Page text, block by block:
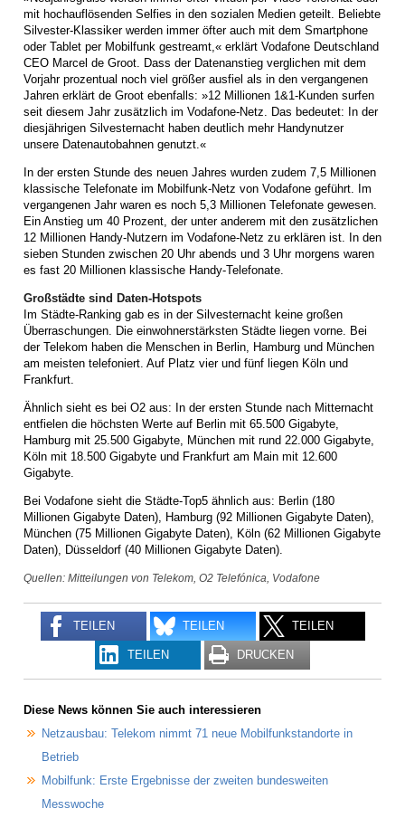
mit hochauflösenden Selfies in den sozialen Medien geteilt. Beliebte
Silvester-Klassiker werden immer öfter auch mit dem Smartphone
oder Tablet per Mobilfunk gestreamt,« erklärt Vodafone Deutschland
CEO Marcel de Groot. Dass der Datenanstieg verglichen mit dem
Vorjahr prozentual noch viel größer ausfiel als in den vergangenen
Jahren erklärt de Groot ebenfalls: »12 Millionen 1&1-Kunden surfen
seit diesem Jahr zusätzlich im Vodafone-Netz. Das bedeutet: In der
diesjährigen Silvesternacht haben deutlich mehr Handynutzer
unsere Datenautobahnen genutzt.«
In der ersten Stunde des neuen Jahres wurden zudem 7,5 Millionen
klassische Telefonate im Mobilfunk-Netz von Vodafone geführt. Im
vergangenen Jahr waren es noch 5,3 Millionen Telefonate gewesen.
Ein Anstieg um 40 Prozent, der unter anderem mit den zusätzlichen
12 Millionen Handy-Nutzern im Vodafone-Netz zu erklären ist. In den
sieben Stunden zwischen 20 Uhr abends und 3 Uhr morgens waren
es fast 20 Millionen klassische Handy-Telefonate.
Großstädte sind Daten-Hotspots
Im Städte-Ranking gab es in der Silvesternacht keine großen
Überraschungen. Die einwohnerstärksten Städte liegen vorne. Bei
der Telekom haben die Menschen in Berlin, Hamburg und München
am meisten telefoniert. Auf Platz vier und fünf liegen Köln und
Frankfurt.
Ähnlich sieht es bei O2 aus: In der ersten Stunde nach Mitternacht
entfielen die höchsten Werte auf Berlin mit 65.500 Gigabyte,
Hamburg mit 25.500 Gigabyte, München mit rund 22.000 Gigabyte,
Köln mit 18.500 Gigabyte und Frankfurt am Main mit 12.600
Gigabyte.
Bei Vodafone sieht die Städte-Top5 ähnlich aus: Berlin (180
Millionen Gigabyte Daten), Hamburg (92 Millionen Gigabyte Daten),
München (75 Millionen Gigabyte Daten), Köln (62 Millionen Gigabyte
Daten), Düsseldorf (40 Millionen Gigabyte Daten).
Quellen: Mitteilungen von Telekom, O2 Telefónica, Vodafone
TEILEN TEILEN TEILEN
TEILEN DRUCKEN
Diese News können Sie auch interessieren
Netzausbau: Telekom nimmt 71 neue Mobilfunkstandorte in
Betrieb
Mobilfunk: Erste Ergebnisse der zweiten bundesweiten
Messwoche